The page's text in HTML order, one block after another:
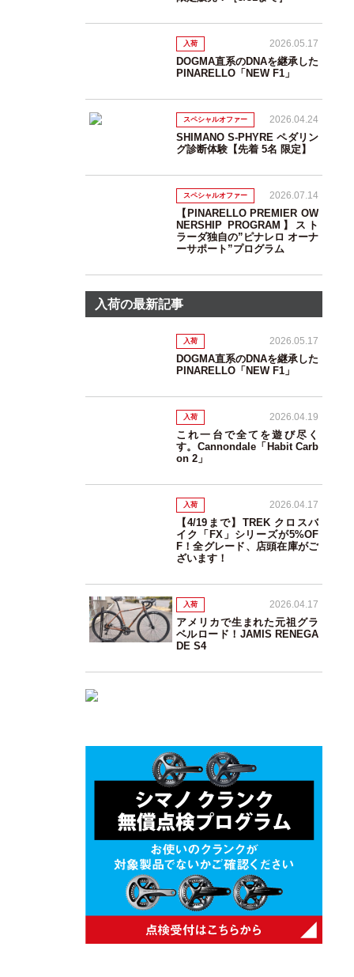
入荷 2026.05.17
DOGMA直系のDNAを継承した
PINARELLO「NEW F1」
スペシャルオファー 2026.04.24
SHIMANO S-PHYRE ペダリン
グ診断体験【先着 5名 限定】
スペシャルオファー 2026.07.14
【PINARELLO PREMIER OW
NERSHIP PROGRAM】スト
ラーダ独自の”ピナレロ オーナ
ーサポート”プログラム
入荷の最新記事
入荷 2026.05.17
DOGMA直系のDNAを継承した
PINARELLO「NEW F1」
入荷 2026.04.19
これ一台で全てを遊び尽く
す。Cannondale「Habit Carb
on 2」
入荷 2026.04.17
【4/19まで】TREK クロスバ
イク「FX」シリーズが5%OF
F！全グレード、店頭在庫がご
ざいます！
入荷 2026.04.17
アメリカで生まれた元祖グラ
ベルロード！JAMIS RENEGA
DE S4